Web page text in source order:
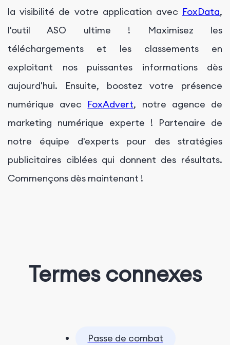
la visibilité de votre application avec FoxData,
l'outil ASO ultime ! Maximisez les
téléchargements et les classements en
exploitant nos puissantes informations dès
aujourd'hui. Ensuite, boostez votre présence
numérique avec FoxAdvert, notre agence de
marketing numérique experte ! Partenaire de
notre équipe d'experts pour des stratégies
publicitaires ciblées qui donnent des résultats.
Commençons dès maintenant !
Termes connexes
Passe de combat